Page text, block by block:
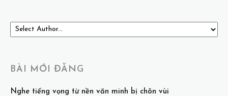
BÀI MỚI ĐĂNG
Nghe tiếng vọng từ nền văn minh bị chôn vùi